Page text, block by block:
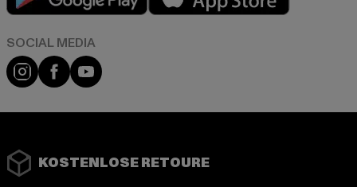
Instagram
FacebookYouTube
KOSTENLOSE RETOURE